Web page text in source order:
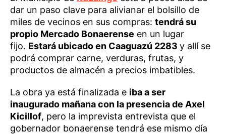
dar un paso clave para alivianar el bolsillo de
miles de vecinos en sus compras: tendrá su
propio Mercado Bonaerense en un lugar
fijo. Estará ubicado en Caaguazú 2283 y allí se
podrá comprar carne, verduras, frutas, y
productos de almacén a precios imbatibles.
La obra ya está finalizada e iba a ser
inaugurado mañana con la presencia de Axel
Kicillof, pero la imprevista entrevista que el
gobernador bonaerense tendrá ese mismo día